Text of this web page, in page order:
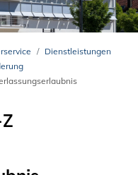
Dienstleistungen